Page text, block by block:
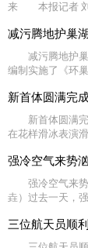
来 本报记者 刘
减污腾地护巢湖
减污腾地护
编制实施了《环
新首体圆满完
新首体圆满完
在花样滑冰表演
强冷空气来势
强冷空气来势
垚）过去一天，
三位航天员顺